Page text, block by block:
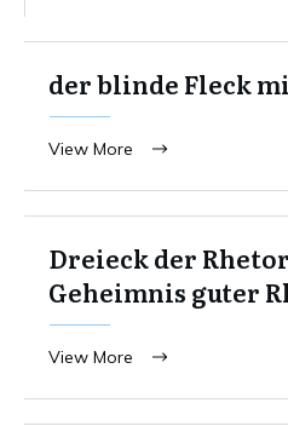
der blinde Fleck
View More
Dreieck der
Geheimnis guter
View More